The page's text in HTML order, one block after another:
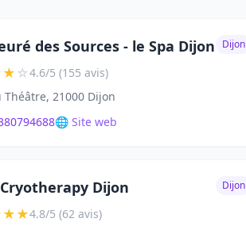
des Sources - le Spa Dijon Dijon
★☆4.6/5 (155 avis)
Théâtre, 21000 Dijon
🌐 Site web
Dijon Dijon
★★4.8/5 (62 avis)